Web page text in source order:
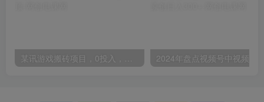
某讯游戏搬砖项目，0投入，可以挂机，轻松上手,月入3000+上不封顶